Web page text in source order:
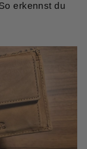
erkennst du